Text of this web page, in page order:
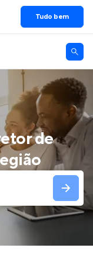
Tudo bem
de